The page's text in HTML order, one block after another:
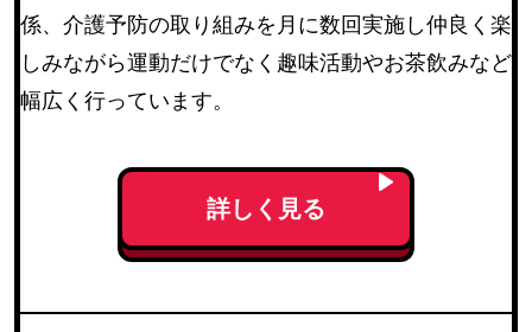
係、介護予防の取り組みを月に数回実施し仲良く楽
しみながら運動だけでなく趣味活動やお茶飲みなど
幅広く行っています。
詳しく見る